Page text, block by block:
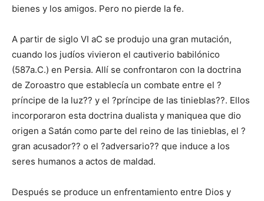
bienes y los amigos. Pero no pierde la fe.
A partir de siglo VI aC se produjo una gran mutación,
cuando los judíos vivieron el cautiverio babilónico
(587a.C.) en Persia. Allí se confrontaron con la doctrina
de Zoroastro que establecía un combate entre el ?
príncipe de la luz?? y el ?príncipe de las tinieblas??. Ellos
incorporaron esta doctrina dualista y maniquea que dio
origen a Satán como parte del reino de las tinieblas, el ?
gran acusador?? o el ?adversario?? que induce a los
seres humanos a actos de maldad.
Después se produce un enfrentamiento entre Dios y